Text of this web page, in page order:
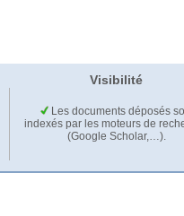
Visibilité
Les documents déposés
indexés par les moteurs de
(Google Scholar,…).